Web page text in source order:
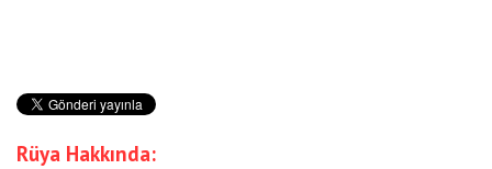
Rüya Hakkında: